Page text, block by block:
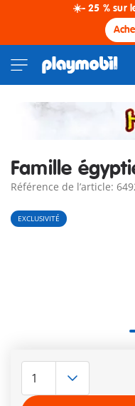
☀️- 25 % sur
Famille
Référence de l’article:
EXCLUSIVITÉ
Le délai de
ouvrable
Livraison gratuite à